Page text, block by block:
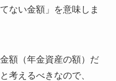
ない金額」 を意味しま
額（年金資産の額）だ
考えるべき なので、